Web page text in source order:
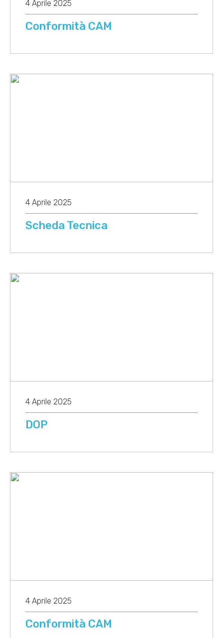
4 Aprile 2025
Conformità CAM
4 Aprile 2025
Scheda Tecnica
4 Aprile 2025
DOP
4 Aprile 2025
Conformità CAM